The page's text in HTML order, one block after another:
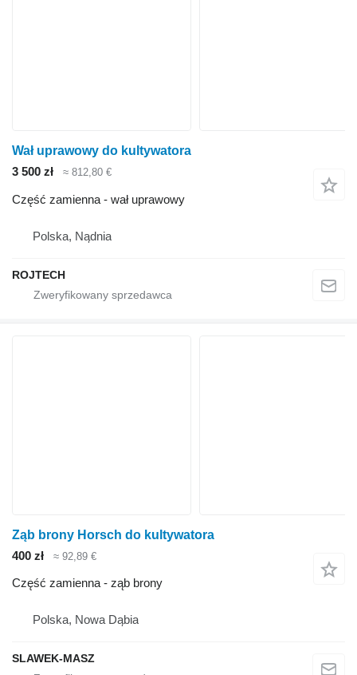
Wał uprawowy do kultywatora
3 500 zł
≈ 812,80 €
Część zamienna - wał uprawowy
Polska, Nądnia
ROJTECH
Ząb brony Horsch do kultywatora
400 zł
≈ 92,89 €
Część zamienna - ząb brony
Polska, Nowa Dąbia
SLAWEK-MASZ